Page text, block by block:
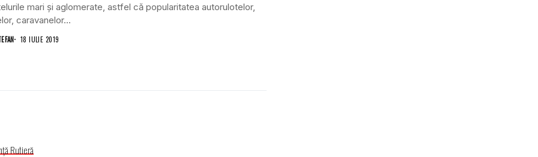
mari şi aglomerate, astfel că popularitatea autorulotelor,
caravanelor...
18 IULIE 2019
Rutieră